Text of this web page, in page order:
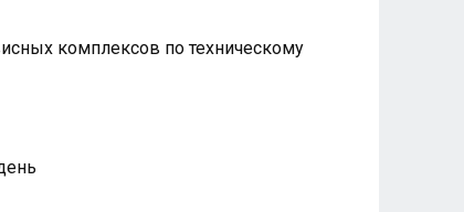
комплексов по техническому